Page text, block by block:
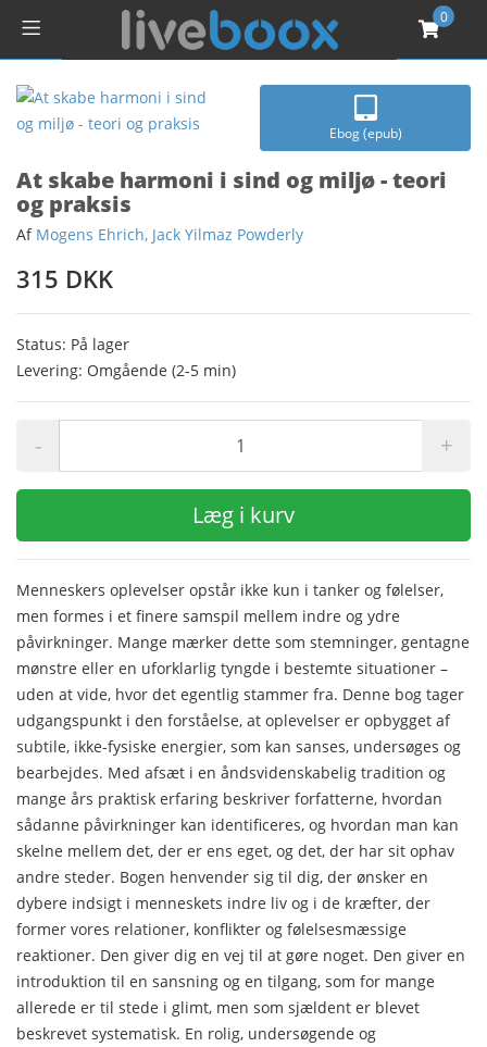
0
Ebog (epub)
At skabe harmoni i sind og miljø - teori
og praksis
Af Mogens Ehrich, Jack Yilmaz Powderly
315 DKK
Status: På lager
Levering: Omgående (2-5 min)
- +
Læg i kurv
Menneskers oplevelser opstår ikke kun i tanker og følelser,
men formes i et finere samspil mellem indre og ydre
påvirkninger. Mange mærker dette som stemninger, gentagne
mønstre eller en uforklarlig tyngde i bestemte situationer –
uden at vide, hvor det egentlig stammer fra. Denne bog tager
udgangspunkt i den forståelse, at oplevelser er opbygget af
subtile, ikke-fysiske energier, som kan sanses, undersøges og
bearbejdes. Med afsæt i en åndsvidenskabelig tradition og
mange års praktisk erfaring beskriver forfatterne, hvordan
sådanne påvirkninger kan identificeres, og hvordan man kan
skelne mellem det, der er ens eget, og det, der har sit ophav
andre steder. Bogen henvender sig til dig, der ønsker en
dybere indsigt i menneskets indre liv og i de kræfter, der
former vores relationer, konflikter og følelsesmæssige
reaktioner. Den giver dig en vej til at gøre noget. Den giver en
introduktion til en sansning og en tilgang, som for mange
allerede er til stede i glimt, men som sjældent er blevet
beskrevet systematisk. En rolig, undersøgende og